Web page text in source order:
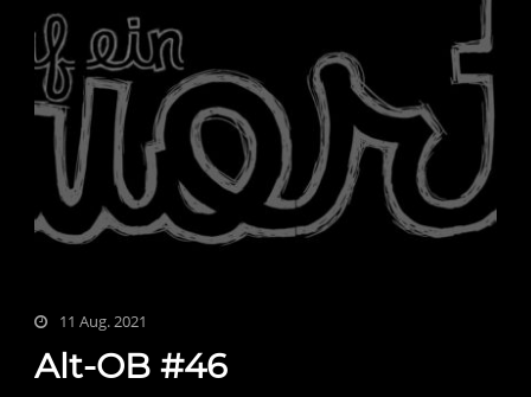
11 Aug. 2021
Alt-OB #46